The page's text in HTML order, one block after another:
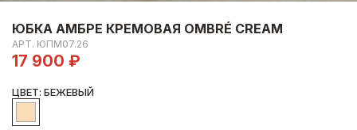
ЮБКА АМБРЕ КРЕМОВАЯ OMBRÉ CREAM
АРТ. ЮПМ07.26
17 900 ₽
ЦВЕТ: БЕЖЕВЫЙ